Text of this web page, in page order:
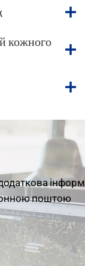
кожного
поштою